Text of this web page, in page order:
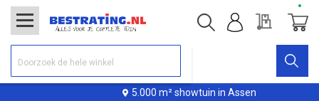
5.000 m² showtuin in Assen
Offerte